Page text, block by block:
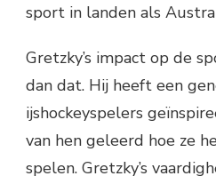
sport in landen als
Gretzky’s impact op de
dan dat. Hij heeft een
ijshockeyspelers
van hen geleerd hoe ze
spelen. Gretzky’s